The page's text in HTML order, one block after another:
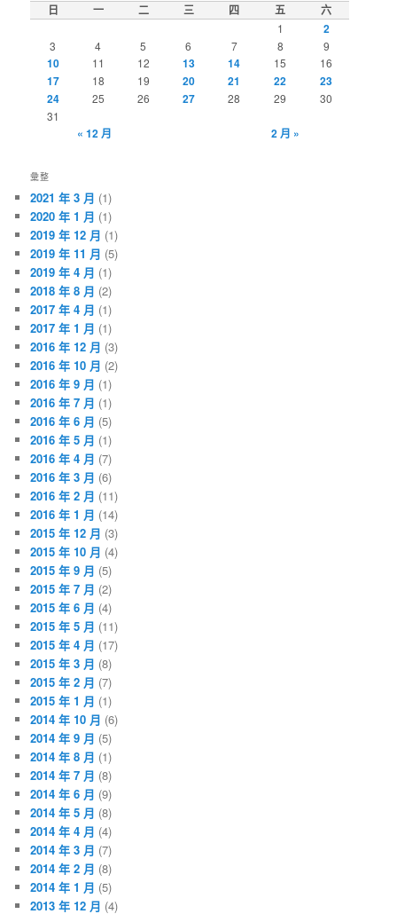
日 一 二 三 四 五 六
1 2
3 4 5 6 7 8 9
10 11 12 13 14 15 16
17 18 19 20 21 22
23
24
25 26 27 28 29
30
31
« 12 月 2 月 »
彙整
2021 年 3 月 (1)
2020 年 1 月 (1)
2019 年 12 月 (1)
2019 年 11 月 (5)
2019 年 4 月 (1)
2018 年 8 月 (2)
2017 年 4 月 (1)
2017 年 1 月 (1)
2016 年 12 月 (3)
2016 年 10 月 (2)
2016 年 9 月 (1)
2016 年 7 月 (1)
2016 年 6 月 (5)
2016 年 5 月 (1)
2016 年 4 月 (7)
2016 年 3 月 (6)
2016 年 2 月 (11)
2016 年 1 月 (14)
2015 年 12 月 (3)
2015 年 10 月 (4)
2015 年 9 月 (5)
2015 年 7 月 (2)
2015 年 6 月 (4)
2015 年 5 月 (11)
2015 年 4 月 (17)
2015 年 3 月 (8)
2015 年 2 月 (7)
2015 年 1 月 (1)
2014 年 10 月 (6)
2014 年 9 月 (5)
2014 年 8 月 (1)
2014 年 7 月 (8)
2014 年 6 月 (9)
2014 年 5 月 (8)
2014 年 4 月 (4)
2014 年 3 月 (7)
2014 年 2 月 (8)
2014 年 1 月 (5)
2013 年 12 月 (4)